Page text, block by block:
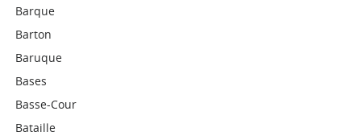
Barque
Barton
Baruque
Bases
Basse-Cour
Bataille